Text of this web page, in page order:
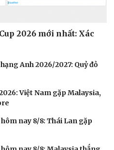
2026 mới nhất: Xác
Anh 2026/2027: Quỷ đỏ
Việt Nam gặp Malaysia,
hôm nay 8/8: Thái Lan gặp